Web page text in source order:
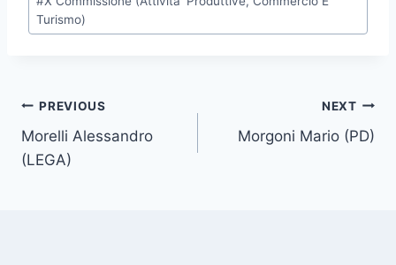
s
a
g
s
Turismo)
Post
navigation
PREVIOUS
Morelli Alessandro
(LEGA)
NEXT
Morgoni Mario (PD)